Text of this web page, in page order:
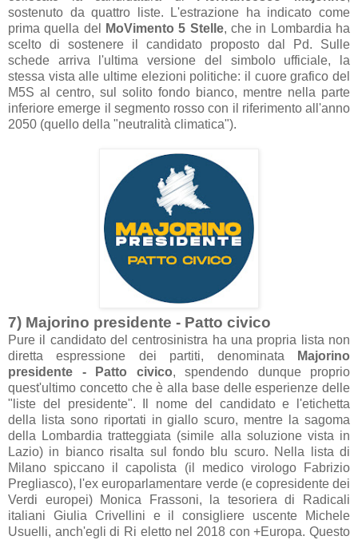
sostenuto da quattro liste. L'estrazione ha indicato come
prima quella del MoVimento 5 Stelle, che in Lombardia ha
scelto di sostenere il candidato proposto dal Pd. Sulle
schede arriva l'ultima versione del simbolo ufficiale, la
stessa vistaalle ultime elezioni politiche: il cuore grafico del
M5S al centro, sul solito fondo bianco, mentre nell a parte
inferiore emerge il segmento rosso con il riferimento all'anno
2050 (quello dell a "neutralità climatica").
7) Majorino presidente - Patto civico
Pure il candidato del centrosinistra ha una propria lista non
direttaespressione dei partiti, denominata Majorino
presidente - Patto civico, spendendo dunque proprio
quest'ultimo concetto che è all a base delle esperienze delle
"liste del presidente". Il nome del candidato e l'etichetta
dell a lista sono riportati in giallo scuro, mentre la sagoma
dell a Lombardia tratteggiata (simile all a soluzione vista in
Lazio) in bianco risalta sul fondo blu scuro. Nella lista di
Mil ano spiccano il capolista (il medico virologo Fabrizio
Pregliasco), l'ex europarlamentare verde (e copresidente dei
Verdi europei) Monica Frassoni, la tesoriera di Radicali
italiani Giulia Crivellini e il consigliere uscente Michele
Usuelli, anch'egli di Ri eletto nel 2018 con +Europa. Questo